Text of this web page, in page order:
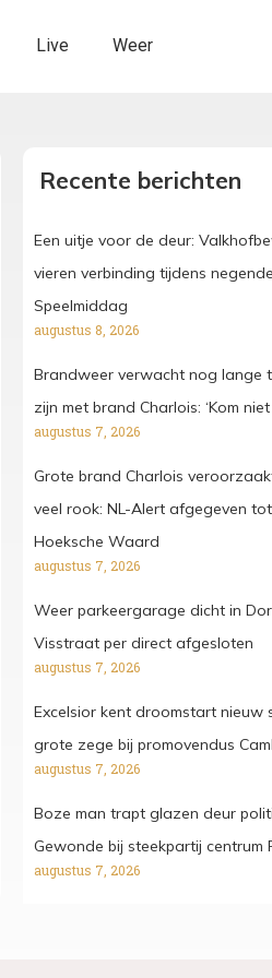
Live Weer
Recente berichten
Een uitje voor de deur:
vieren verbinding tijdens negende
Speelmiddag
augustus 8, 2026
Brandweer verwacht nog lange
zijn met brand Charlois: ‘Kom niet
augustus 7, 2026
Grote brand Charlois
veel rook: NL-Alert afgegeven
Hoeksche Waard
augustus 7, 2026
Weer parkeergarage dicht in
Visstraat per direct afgesloten
augustus 7, 2026
Excelsior kent droomstart nieuw
grote zege bij promovendus
augustus 7, 2026
Boze man trapt glazen deur
Gewonde bij steekpartij centrum
augustus 7, 2026